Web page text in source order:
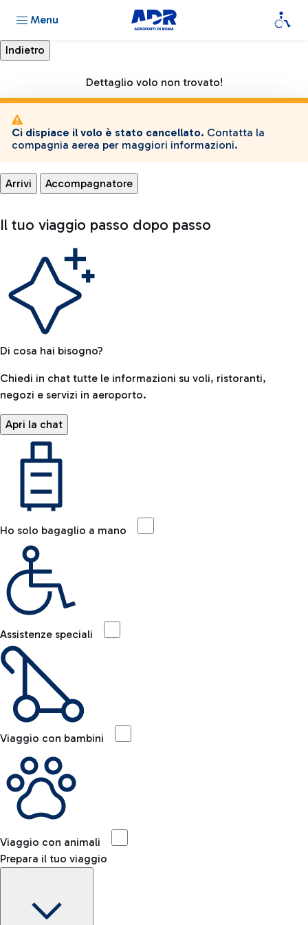
Menu
Dettaglio volo non trovato!
Ci dispiace il volo è stato cancellato. Contatta la
compagnia aerea per maggiori informazioni.
Arrivi Accompagnatore
Il tuo viaggio passo dopo passo
Di cosa hai bisogno?
Chiedi in chat tutte le informazioni su voli, ristoranti,
negozi e servizi in aeroporto.
Apri la chat
Ho solo bagaglio a mano
Assistenze speciali
Viaggio con bambini
Viaggio con animali
Prepara il tuo viaggio